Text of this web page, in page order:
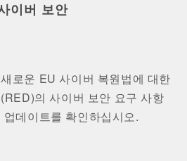
이버 보안
로운 EU 사이버 복원법에 대한
의 사이버 보안 요구 사항
데이트를 확인하십시오.